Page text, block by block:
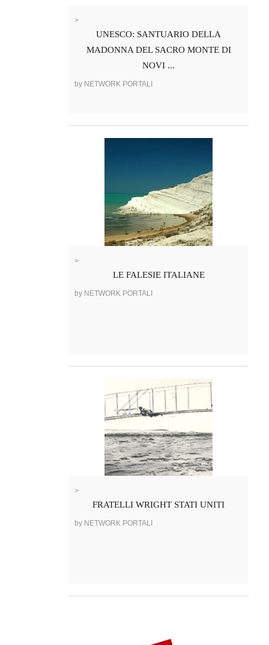
>
UNESCO: SANTUARIO DELLA
MADONNA DEL SACRO MONTE DI
NOVI ...
by NETWORK PORTALI
>
LE FALESIE ITALIANE
by NETWORK PORTALI
>
FRATELLI WRIGHT STATI UNITI
by NETWORK PORTALI